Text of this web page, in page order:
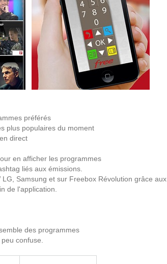
préférés
plus populaires du moment
direct
en afficher les programmes
liés aux émissions.
Samsung et sur Freebox Révolution grâce aux
de l'application.
des programmes
confuse.